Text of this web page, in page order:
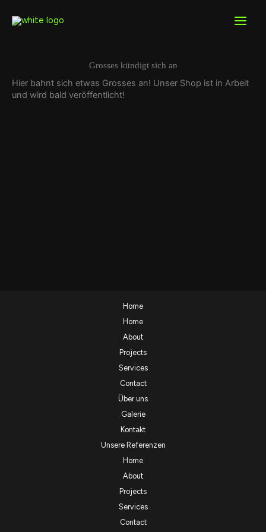
Inhalt
springen
Grosses kündigt sich an
Hier bahnt sich etwas Grosses an! Unser Shop ist in Arbeit
und wird bald veröffentlicht!
Home
Home
About
Projects
Services
Contact
Über uns
Galerie
Kontakt
Unsere Referenzen
Home
About
Projects
Services
Contact